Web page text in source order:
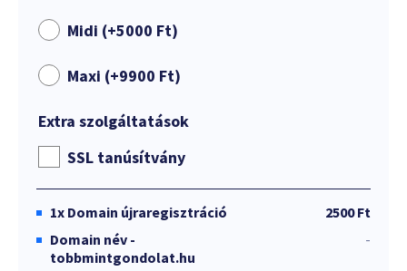
Midi (+5000 Ft)
Maxi (+9900 Ft)
Extra szolgáltatások
SSL tanúsítvány
1x Domain újraregisztráció
2500 Ft
Domain név -
tobbmintgondolat.hu
-